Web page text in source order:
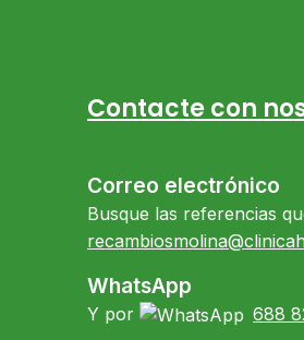
Contacte con
Correo electrónico
Busque las referencias
WhatsApp
Y por 688